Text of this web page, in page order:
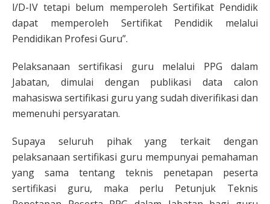
l/D-IV tetapi belum memperoleh Sertifikat Pendidik
dapat memperoleh Sertifikat Pendidik melalui
Pendidikan Profesi Guru”.
Pelaksanaan sertifikasi guru melalui PPG dalam
Jabatan, dimulai dengan publikasi data calon
mahasiswa sertifikasi guru yang sudah diverifikasi dan
memenuhi persyaratan.
Supaya seluruh pihak yang terkait dengan
pelaksanaan sertifikasi guru mempunyai pemahaman
yang sama tentang teknis penetapan peserta
sertifikasi guru, maka perlu Petunjuk Teknis